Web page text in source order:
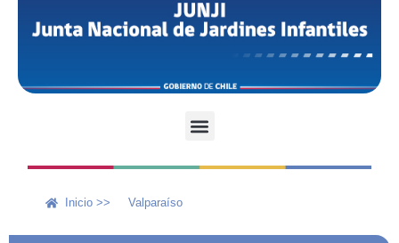
Inicio >> Valparaíso